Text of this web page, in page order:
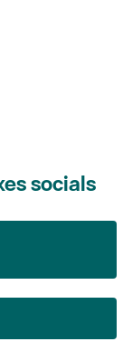
socials